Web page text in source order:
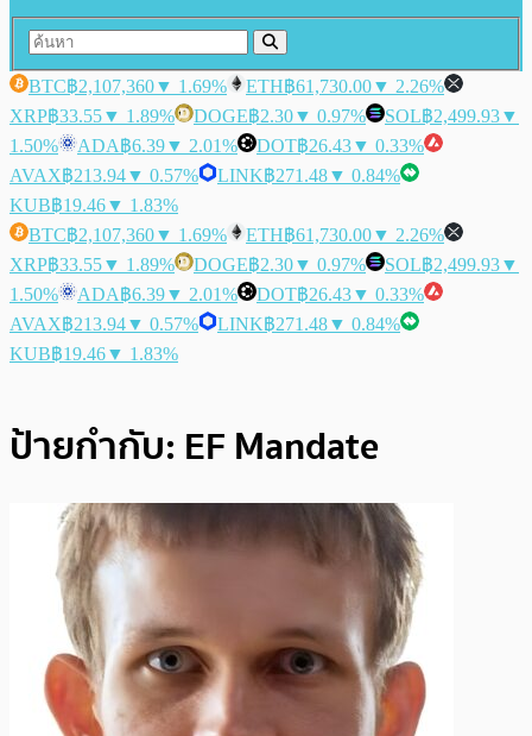
BTC฿2,107,360▼ 1.69% ETH฿61,730.00▼ 2.26%
XRP฿33.55▼ 1.89% DOGE฿2.30▼ 0.97% SOL฿2,499.93▼
1.50%
ADA฿6.39▼ 2.01% DOT฿26.43▼ 0.33%
AVAX฿213.94▼ 0.57% LINK฿271.48▼ 0.84%
KUB฿19.46▼ 1.83%
BTC฿2,107,360▼ 1.69% ETH฿61,730.00▼ 2.26%
XRP฿33.55▼ 1.89% DOGE฿2.30▼ 0.97% SOL฿2,499.93▼
1.50%
ADA฿6.39▼ 2.01% DOT฿26.43▼ 0.33%
AVAX฿213.94▼ 0.57% LINK฿271.48▼ 0.84%
KUB฿19.46▼ 1.83%
ป้ายกำกับ: EF Mandate